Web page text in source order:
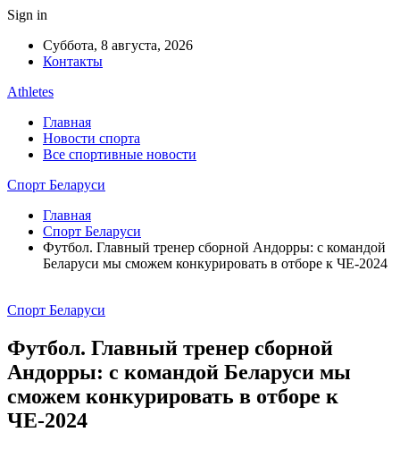
Sign in
Суббота, 8 августа, 2026
Контакты
Athletes
Главная
Новости спорта
Все спортивные новости
Спорт Беларуси
Главная
Спорт Беларуси
Футбол. Главный тренер сборной Андорры: с командой
Беларуси мы сможем конкурировать в отборе к ЧЕ-2024
Спорт Беларуси
Футбол. Главный тренер сборной
Андорры: с командой Беларуси мы
сможем конкурировать в отборе к
ЧЕ-2024